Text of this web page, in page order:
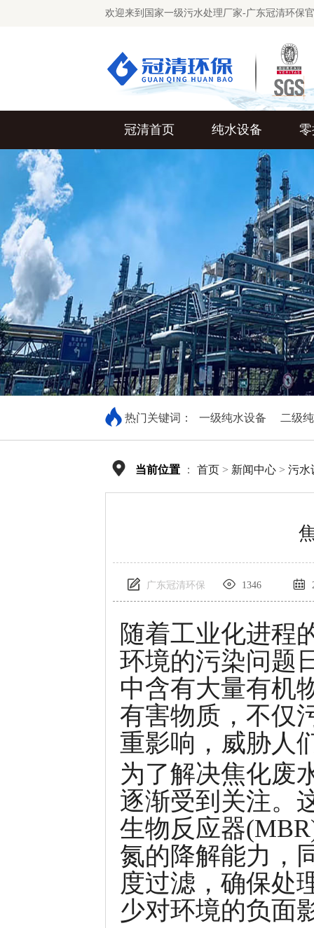
欢迎来到国家一级污水处理厂家-广东冠清环保
冠清首页 纯水设备
热门关键词： 一级纯水设备 二级
当前位置 ： 首页 > 新闻中心 > 污水
广东冠清环保 1346
随着工业化进程
环境的污染问题
中含有大量有机
有害物质，不仅
重影响，威胁人
为了解决焦化废
逐渐受到关注。
生物反应器
氮的降解能力，
度过滤，确保处
少对环境的负面